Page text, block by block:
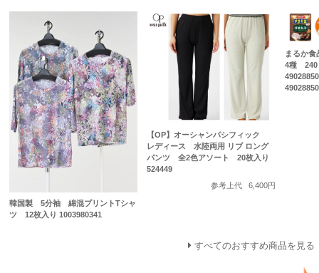
韓国製 5分袖 綿混プリントTシャ
ツ 12枚入り 1003980341
【OP】オーシャンパシフィック
レディース 水陸両用 リブ ロング
パンツ 全2色アソート 20枚入り
524449
参考上代
6,400円
まるか
4種 240
すべてのおすすめ商品を見る